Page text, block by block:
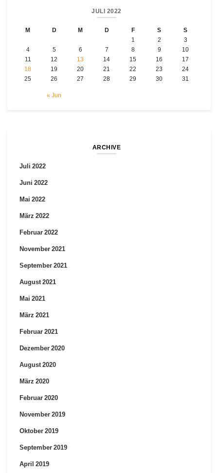
JULI 2022
M D M D F S S
« Jun
1 2
3
4
5 6 7 8 9
10
11
12 13 14 15 16
17
18
19 20 21 22 23
24
25
26 27 28 29 30 31
ARCHIVE
Juli 2022
Juni 2022
Mai 2022
März 2022
Februar 2022
November 2021
September 2021
August 2021
Mai 2021
März 2021
Februar 2021
Dezember 2020
August 2020
März 2020
Februar 2020
November 2019
Oktober 2019
September 2019
April 2019